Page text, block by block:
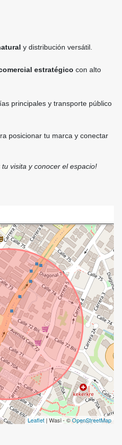
y distribución versátil.
estratégico con alto
principales y transporte público
posicionar tu marca y conectar
visita y conocer el espacio!
Leaflet | Wasi - ©OpenStreetMap